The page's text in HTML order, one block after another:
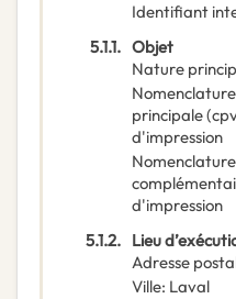
Identifiant
5.1.1. Objet
Nature
Nomenclature
principale(cpv
d'impression
Nomenclature
d'impression
5.1.2. Lieu
Adresse
Ville: Laval